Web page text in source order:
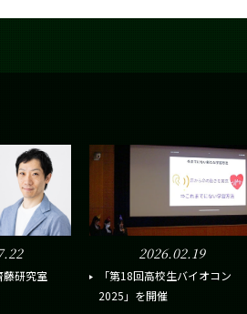
藤研究室
2026.02.19
「第18回高校生バイオコン
2025」を開催